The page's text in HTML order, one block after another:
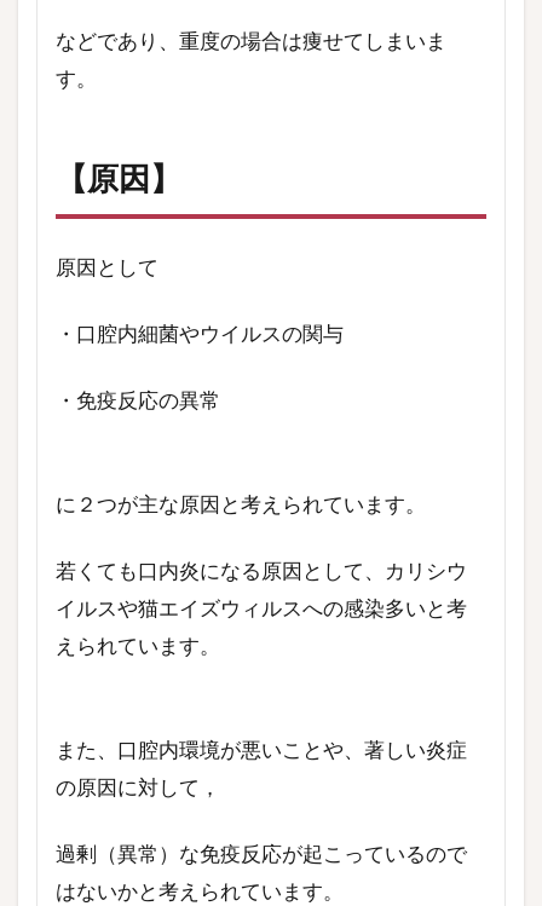
などであり、重度の場合は痩せてしまいま
す。
【原因】
原因として
・口腔内細菌やウイルスの関与
・免疫反応の異常
に２つが主な原因と考えられています。
若くても口内炎になる原因として、カリシウ
イルスや猫エイズウィルスへの感染多いと考
えられています。
また、口腔内環境が悪いことや、著しい炎症
の原因に対して，
過剰（異常）な免疫反応が起こっているので
はないかと考えられています。